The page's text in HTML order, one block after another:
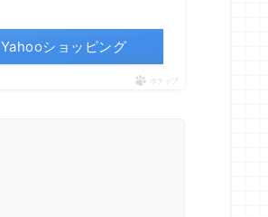
Yahooショッピング
ポチップ